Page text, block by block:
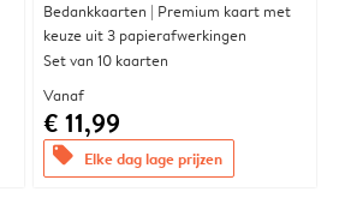
Bedankkaarten | Premium kaart met
keuze uit 3 papierafwerkingen
Set van 10 kaarten
Vanaf
€ 11,99
offers Elke dag lage prijzen